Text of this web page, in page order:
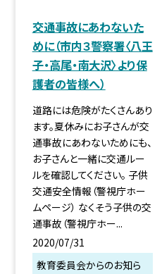
交通事故にあわないた
めに（市内３警察署〈八王
子・高尾・南大沢〉より保
護者の皆様へ）
道路には危険がたくさんあり
ます。夏休みにお子さんが交
通事故にあわないためにも、
お子さんと一緒に交通ルー
ルを確認してください。 子供
交通安全情報（警視庁ホー
ムページ） なくそう子供の交
通事故（警視庁ホー...
2020/07/31
教育委員会からのお知ら